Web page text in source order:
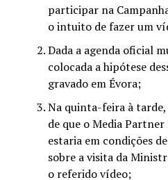
participar na
o intuito de fazer um
Dada a agenda oficial
colocada a hipótese
gravado em Évora;
Na quinta-feira à
de que o Media
estaria em condições
sobre a visita da
o referido vídeo;